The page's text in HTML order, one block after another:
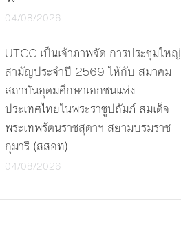
04/08/2026
UTCC เป็นเจ้าภาพจัด การประชุมใหญ่
สามัญประจำปี 2569 ให้กับ สมาคม
สถาบันอุดมศึกษาเอกชนแห่ง
ประเทศไทยในพระราชูปถัมภ์ สมเด็จ
พระเทพรัตนราชสุดาฯ สยามบรมราช
กุมารี (สสอท)
04/08/2026